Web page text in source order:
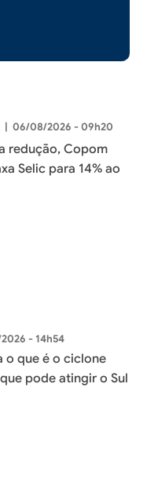
| 06/08/2026 - 09h20
redução, Copom
Selic para 14% ao
- 14h54
o que é o ciclone
pode atingir o Sul